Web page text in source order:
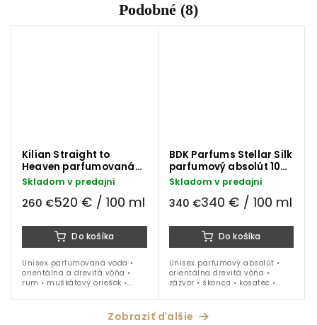
Podobné (8)
Kilian Straight to
Heaven parfumovaná
voda 50 ml
Skladom v predajni
260 €520 € / 100 ml
Do košíka
Unisex parfumovaná voda •
orientálna a drevitá vôňa •
rum • muškátový oriešok •
fazule tonka • ambra • ideálna
na obdobie jeseň - jar
BDK Parfums Stellar Silk
parfumový absolút 100
ml
Skladom v predajni
340 €340 € / 100 ml
Do košíka
Unisex parfumový absolút •
orientálna drevitá vôňa •
zázvor • škorica • kosatec •
santalové drevo • ideálna na
celoročné nosenie
Zobraziť ďalšie